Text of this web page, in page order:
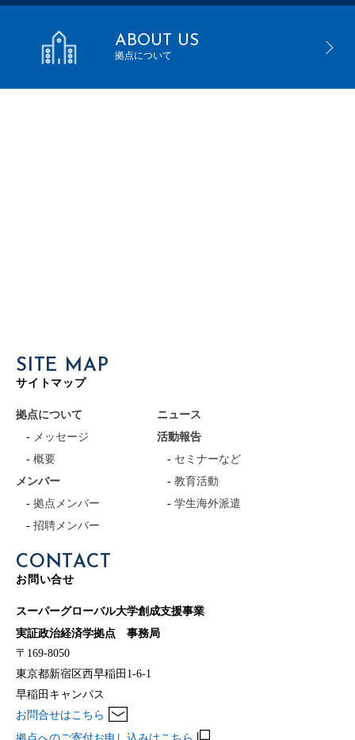
ABOUT US
拠点について
SITE MAP
サイトマップ
拠点について
メッセージ
概要
メンバー
拠点メンバー
招聘メンバー
ニュース
活動報告
セミナーなど
教育活動
学生海外派遣
CONTACT
お問い合せ
スーパーグローバル大学創成支援事業
実証政治経済学拠点 事務局
〒169-8050
東京都新宿区西早稲田1-6-1
早稲田キャンパス
お問合せはこちら